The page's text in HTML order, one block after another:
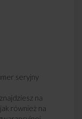
seryjny
na
również na